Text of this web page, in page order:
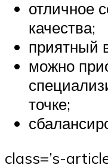
отличное
качества;
приятный
можно
точке;
class=’s-